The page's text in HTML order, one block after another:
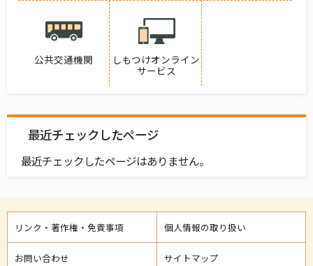
公共交通機関
しもつけオンライン
サービス
最近チェックしたページ
最近チェックしたページはありません。
リンク・著作権・免責事項 個人情報の取り扱い
お問い合わせ サイトマップ